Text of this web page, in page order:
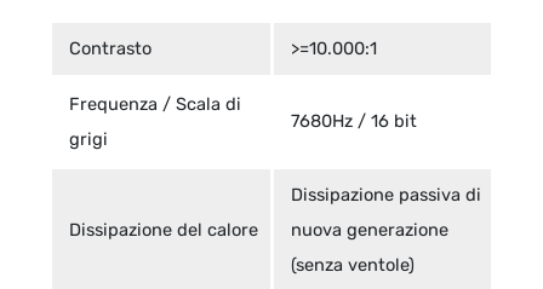
Contrasto >=10.000:1
Frequenza / Scala di
grigi
7680Hz / 16 bit
Dissipazione del calore
Dissipazione passiva di
nuova generazione
(senza ventole)